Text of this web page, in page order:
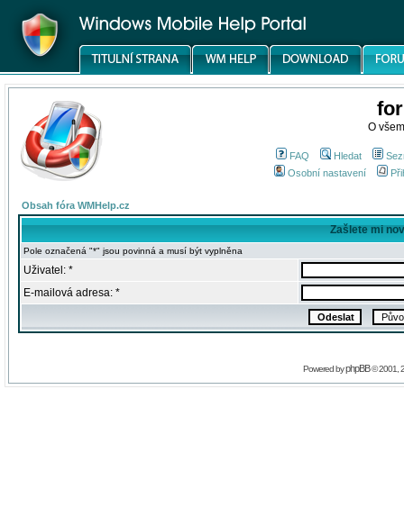
O
FAQ Hledat
Osobní nastavení
Obsah fóra WMHelp.cz
Zašlete mi
Pole označená "*" jsou povinná a musí být vyplněna
Uživatel: *
E-mailová adresa: *
Powered byphpBB© 2001,